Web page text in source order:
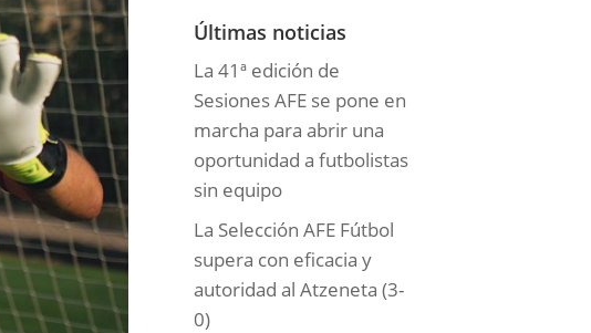
r
a
s
Últimas noticias
La 41ª edición de
Sesiones AFE se pone en
marcha para abrir una
oportunidad a futbolistas
sin equipo
La Selección AFE Fútbol
supera con eficacia y
autoridad al Atzeneta (3-
0)